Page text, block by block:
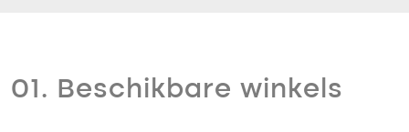
01. Beschikbare winkels